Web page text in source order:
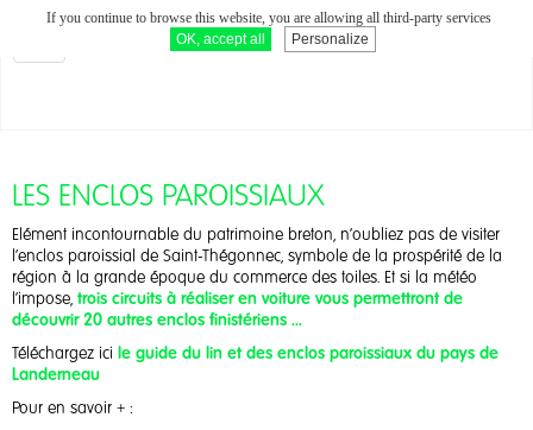
navigation
LIN ET CHANVRE EN BRETAGNE
LES ENCLOS PAROISSIAUX
Elément incontournable du patrimoine breton, n'oubliez pas de visiter
l'enclos paroissial de Saint-Thégonnec, symbole de la prospérité de la
région à la grande époque du commerce des toiles. Et si la météo
l'impose, trois circuits à réaliser en voiture vous permettront de
découvrir 20 autres enclos finistériens ...
Téléchargez ici le guide du lin et des enclos paroissiaux du pays de
Landerneau
Pour en savoir + :
If you continue to browse this website, you are allowing all third-party services
OK, accept all
Personalize